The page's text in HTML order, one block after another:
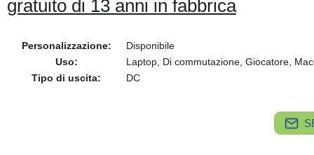
gratuito di 13 anni in fabbrica
Personalizzazione:
Disponibile
Uso:
Laptop, Di commutazione, Giocatore,
Tipo di uscita:
DC